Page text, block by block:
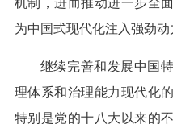
机制，进而推动进一步全
为中国式现代化注入强劲动
继续完善和发展中国
理体系和治理能力现代化
特别是党的十八大以来的